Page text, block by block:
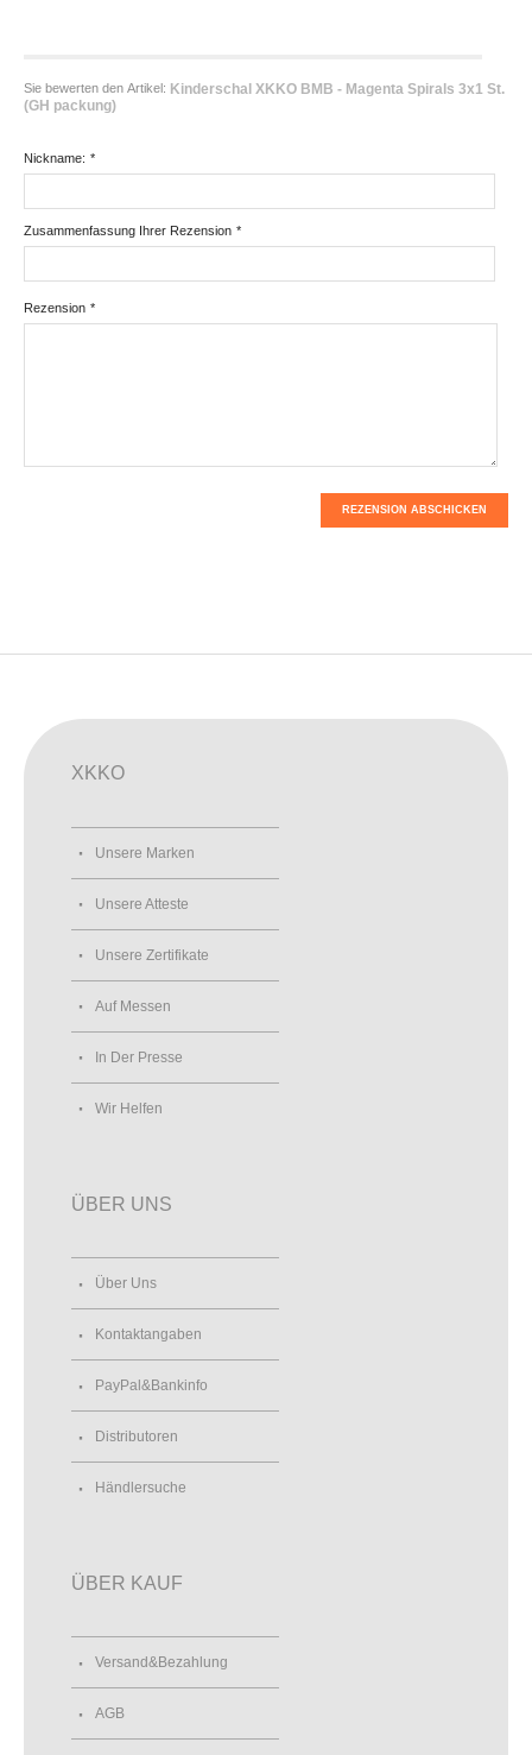
Sie bewerten den Artikel: Kinderschal XKKO BMB - Magenta Spirals 3x1 St.
(GH packung)
*
Nickname:
*
Zusammenfassung Ihrer Rezension
*
Rezension
REZENSION ABSCHICKEN
XKKO
Unsere Marken
Unsere Atteste
Unsere Zertifikate
Auf Messen
In Der Presse
Wir Helfen
ÜBER UNS
Über Uns
Kontaktangaben
PayPal&Bankinfo
Distributoren
Händlersuche
ÜBER KAUF
Versand&Bezahlung
AGB